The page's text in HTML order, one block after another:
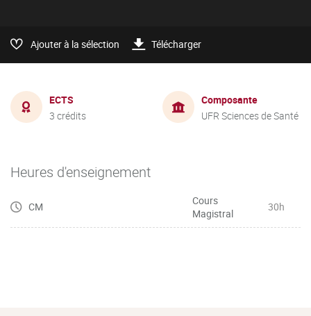
Ajouter à la sélection Télécharger
ECTS
3 crédits
Composante
UFR Sciences de Santé
Heures d'enseignement
CM
Cours
Magistral
30h